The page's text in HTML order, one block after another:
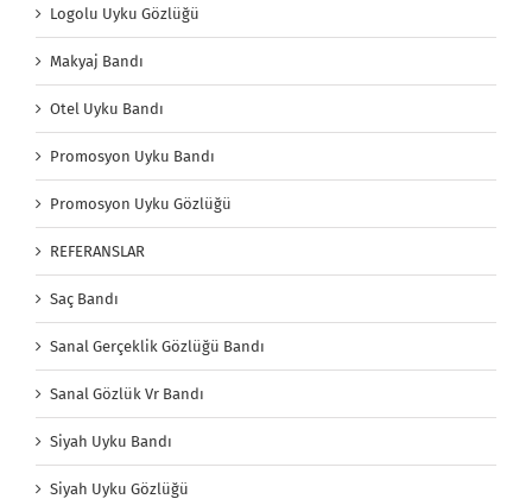
Logolu Uyku Gözlüğü
Makyaj Bandı
Otel Uyku Bandı
Promosyon Uyku Bandı
Promosyon Uyku Gözlüğü
REFERANSLAR
Saç Bandı
Sanal Gerçeklik Gözlüğü Bandı
Sanal Gözlük Vr Bandı
Siyah Uyku Bandı
Siyah Uyku Gözlüğü